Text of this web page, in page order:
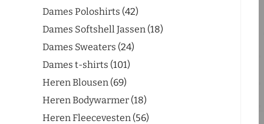
Dames Poloshirts 42
Dames Softshell Jassen 18
Dames Sweaters 24
Dames t-shirts 101
Heren Blousen 69
Heren Bodywarmer 18
Heren Fleecevesten 56